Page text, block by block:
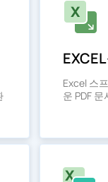
Excel 스
운 PDF